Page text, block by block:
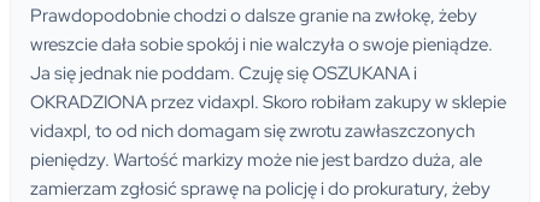
Prawdopodobnie chodzi o dalsze granie na zwłokę, żeby
wreszcie dała sobie spokój i nie walczyła o swoje pieniądze.
Ja się jednak nie poddam. Czuję się OSZUKANA i
OKRADZIONA przez vidaxpl. Skoro robiłam zakupy w sklepie
vidaxpl, to od nich domagam się zwrotu zawłaszczonych
pieniędzy. Wartość markizy może nie jest bardzo duża, ale
zamierzam zgłosić sprawę na policję i do prokuratury, żeby